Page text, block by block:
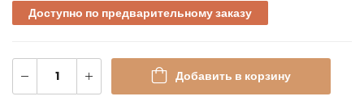
Доступно по предварительному заказу
Добавить в корзину